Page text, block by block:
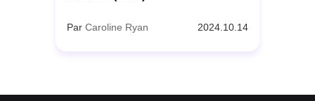
Par Caroline Ryan 2024.10.14